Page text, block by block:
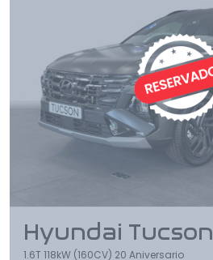
Hyundai Tucson
1.6T 118kW (160CV) 20 Aniversario